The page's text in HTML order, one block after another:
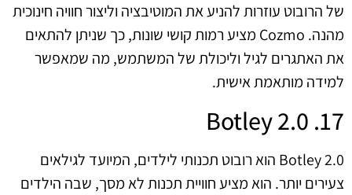
של הרובוט עוזרות להניע את המוטיבציה וליצור חוויה חינוכית
מהנה. Cozmo מציע רמות קושי שונות, כך שניתן להתאים
את האתגרים לגיל וליכולת של המשתמש, מה שמאפשר
למידה מותאמת אישית.
17. Botley 2.0
Botley 2.0 הוא רובוט תכנותי לילדים, המיועד לגילאים
צעירים יותר. הוא מציע חוויית תכנות לא מסך, שבה הילדים